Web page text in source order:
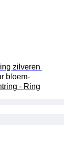
zilveren
bloem-
- Ring